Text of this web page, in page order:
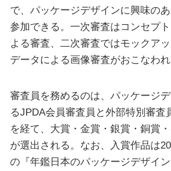
で、パッケージデザインに興味の
参加できる。一次審査はコンセプ
よる審査、二次審査ではモックア
データによる画像審査がおこなわれ
審査員を務めるのは、パッケージ
るJPDA会員審査員と外部特別審査
を経て、大賞・金賞・銀賞・銅賞
が選出される。なお、入賞作品は
の『年鑑日本のパッケージデザイン